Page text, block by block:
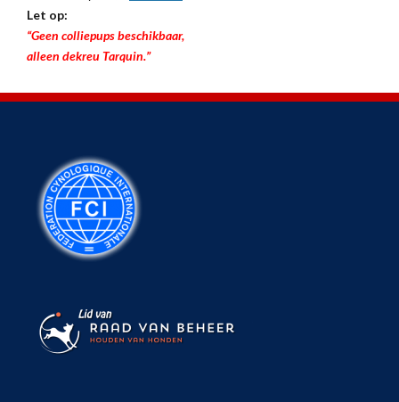
Let op:
“Geen colliepups beschikbaar,
alleen dekreu Tarquin.”